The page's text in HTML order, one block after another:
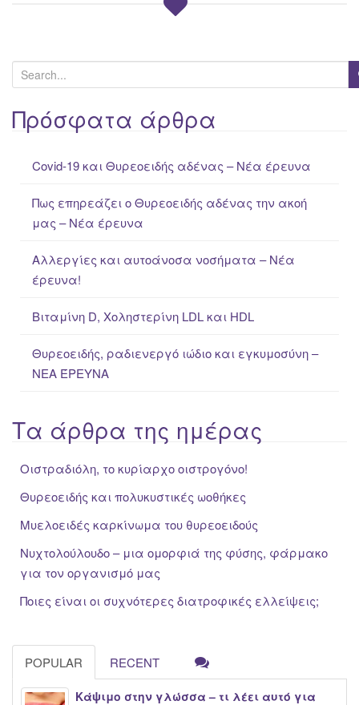
e
a
rΠρόσφατα άρθρα
Covid-19 και Θυρεοειδής αδένας – Νέα έρευνα
Πως επηρεάζει ο Θυρεοειδής αδένας την ακοή
μας – Νέα έρευνα
Αλλεργίες και αυτοάνοσα νοσήματα – Νέα
έρευνα!
Βιταμίνη D, Χοληστερίνη LDL και HDL
Θυρεοειδής, ραδιενεργό ιώδιο και εγκυμοσύνη –
ΝΕΑ ΈΡΕΥΝΑ
Τα άρθρα της ημέρας
Οιστραδιόλη, το κυρίαρχο οιστρογόνο!
Θυρεοειδής και πολυκυστικές ωοθήκες
Μυελοειδές καρκίνωμα του θυρεοειδούς
Νυχτολούλουδο – μια ομορφιά της φύσης, φάρμακο
για τον οργανισμό μας
Ποιες είναι οι συχνότερες διατροφικές ελλείψεις;
POPULAR RECENT
Κάψιμο στην γλώσσα – τι λέει αυτό για